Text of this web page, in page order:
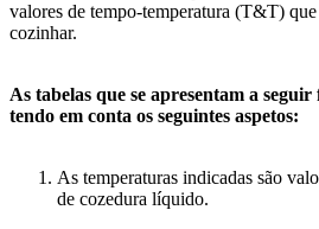
valores de tempo-temperatura (T&T)
cozinhar.
As tabelas que se apresentam a
tendo em conta os seguintes aspetos:
As temperaturas indicadas são
de cozedura líquido.